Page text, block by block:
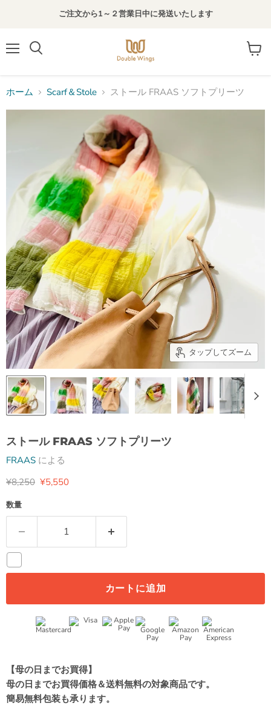
ご注文から1～２営業日中に発送いたします
る
カ
る
ホーム Scarf＆Stole ストール FRAAS ソフトプリーツ
タップしてズーム
ストール FRAAS ソフトプリーツ
FRAAS による
元の価格
¥8,250 現在の価格
¥5,550
数量
カートに追加
【母の日までお買得】
母の日までお買得価格＆送料無料の対象商品です。
簡易無料包装も承ります。